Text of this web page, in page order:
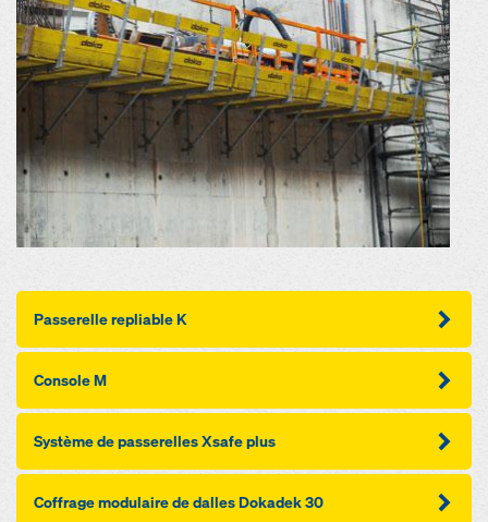
Passerelle repliable K
Console M
Système de passerelles Xsafe plus
Coffrage modulaire de dalles Dokadek 30